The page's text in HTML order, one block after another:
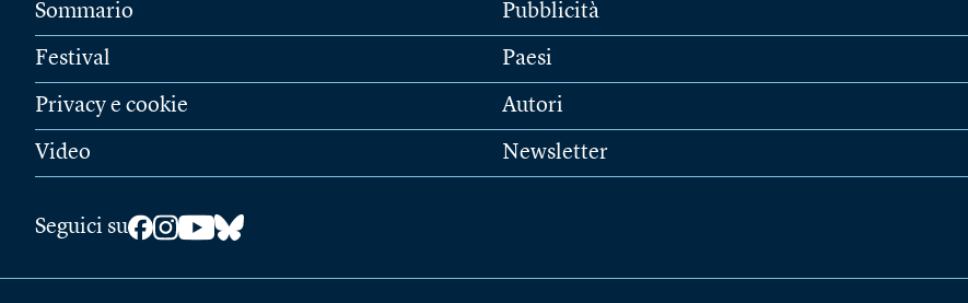
Sommario
Festival
Privacy e cookie
Video
Pubblicità
Paesi
Autori
Newsletter
Seguici su